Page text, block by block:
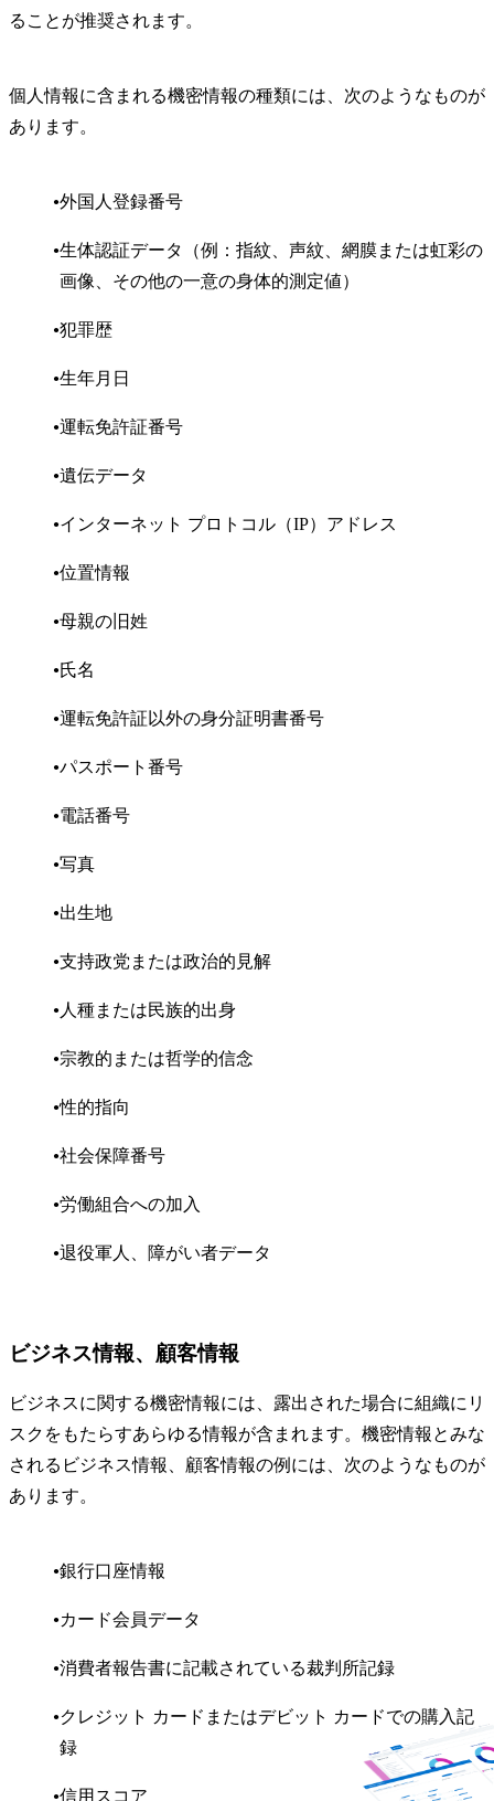
ることが推奨されます。
個人情報に含まれる機密情報の種類には、次のようなものが
あります。
外国人登録番号
生体認証データ（例：指紋、声紋、網膜または虹彩の
画像、その他の一意の身体的測定値）
犯罪歴
生年月日
運転免許証番号
遺伝データ
インターネット プロトコル（IP）アドレス
位置情報
母親の旧姓
氏名
運転免許証以外の身分証明書番号
パスポート番号
電話番号
写真
出生地
支持政党または政治的見解
人種または民族的出身
宗教的または哲学的信念
性的指向
社会保障番号
労働組合への加入
退役軍人、障がい者データ
ビジネス情報、顧客情報
ビジネスに関する機密情報には、露出された場合に組織にリ
スクをもたらすあらゆる情報が含まれます。機密情報とみな
されるビジネス情報、顧客情報の例には、次のようなものが
あります。
銀行口座情報
カード会員データ
消費者報告書に記載されている裁判所記録
クレジット カードまたはデビット カードでの購入記
録
信用スコア